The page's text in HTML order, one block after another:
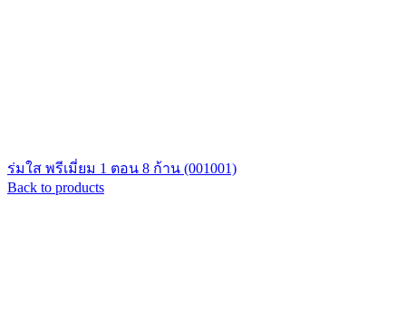
ร่มใส พรีเมี่ยม 1 ตอน 8 ก้าน (001001)
Back to products